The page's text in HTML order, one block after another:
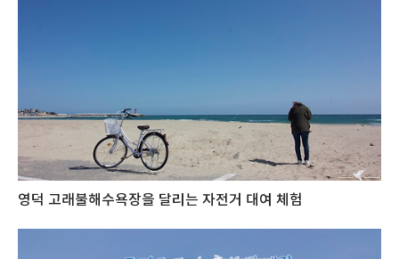
영덕 고래불해수욕장을 달리는 자전거 대여 체험